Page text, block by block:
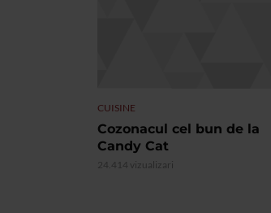
CUISINE
Cozonacul cel bun de la
Candy Cat
24.414 vizualizari